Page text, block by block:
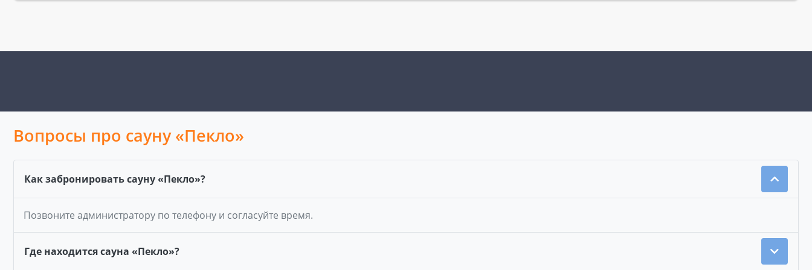
Вопросы про сауну «Пекло»
Как забронировать сауну «Пекло»?
Позвоните администратору по телефону и согласуйте время.
Где находится сауна «Пекло»?